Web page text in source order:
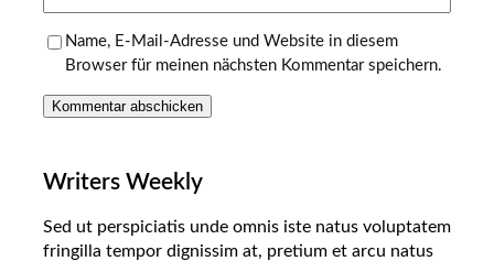
Name, E-Mail-Adresse und Website in diesem
Browser für meinen nächsten Kommentar speichern.
Writers Weekly
Sed ut perspiciatis unde omnis iste natus voluptatem
fringilla tempor dignissim at, pretium et arcu natus